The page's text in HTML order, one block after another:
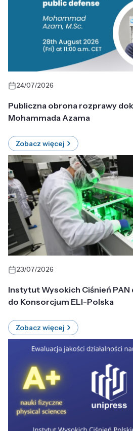
24/07/2026
Publiczna obrona rozprawy
Mohammada Azama
Zobacz więcej
23/07/2026
Instytut Wysokich Ciśnień PAN
do Konsorcjum ELI-Polska
Zobacz więcej